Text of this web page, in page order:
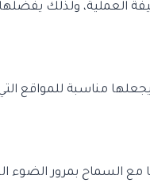
العملية، ولذلك
يجعلها مناسبة
السماح بمرور الضوء